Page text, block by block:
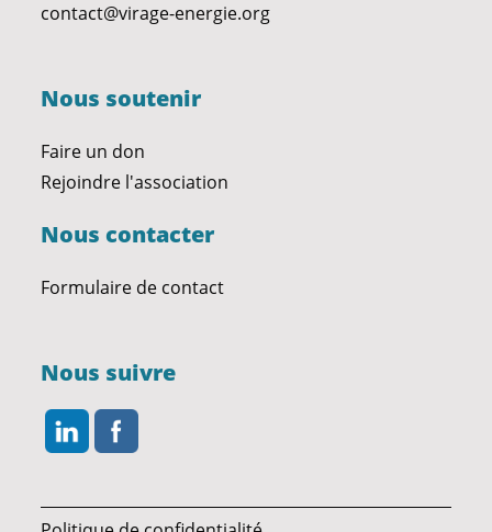
contact@virage-energie.org
Nous soutenir
Faire un don
Rejoindre l'association
Nous contacter
Formulaire de contact
Nous suivre